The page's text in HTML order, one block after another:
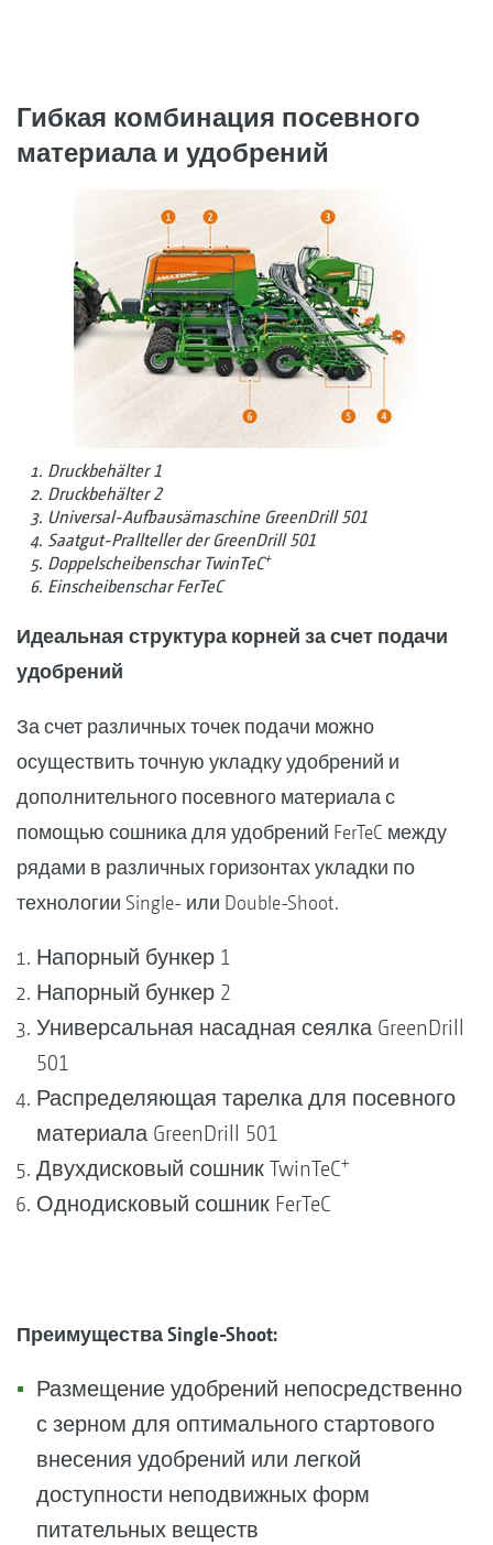
Гибкая комбинация посевного
материала и удобрений
Druckbehälter 1
Druckbehälter 2
Universal-Aufbausämaschine GreenDrill 501
Saatgut-Prallteller der GreenDrill 501
Doppelscheibenschar TwinTeC+
Einscheibenschar FerTeC
Идеальная структура корней за счет подачи
удобрений
За счет различных точек подачи можно
осуществить точную укладку удобрений и
дополнительного посевного материала с
помощью сошника для удобрений FerTeC между
рядами в различных горизонтах укладки по
технологии Single- или Double-Shoot.
Напорный бункер 1
Напорный бункер 2
Универсальная насадная сеялка GreenDrill
501
Распределяющая тарелка для посевного
материала GreenDrill 501
Двухдисковый сошник TwinTeC+
Однодисковый сошник FerTeC
Преимущества Single-Shoot:
Размещение удобрений непосредственно
с зерном для оптимального стартового
внесения удобрений или легкой
доступности неподвижных форм
питательных веществ